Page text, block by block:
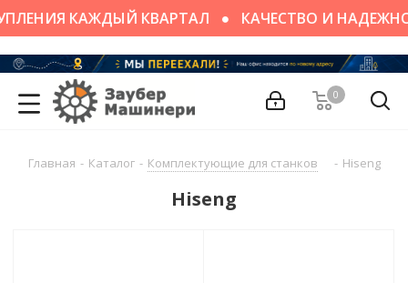
КАЖДЫЙ КВАРТАЛ КАЧЕСТВО И
0
Главная - Каталог - Комплектующие для станков - Hiseng
Hiseng